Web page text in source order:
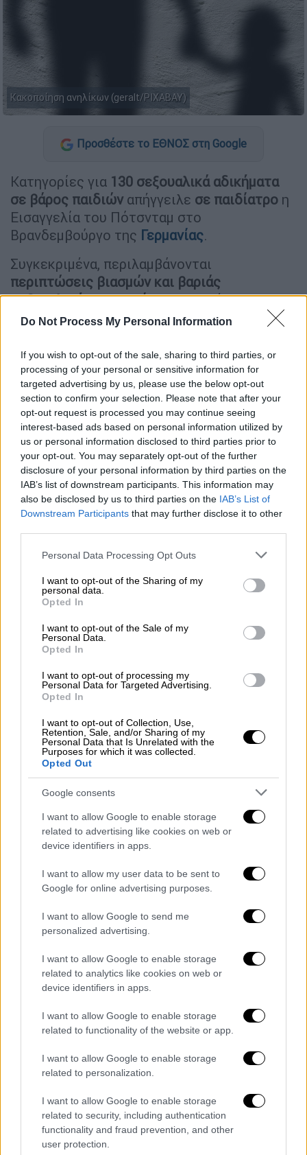
Do Not Process My Personal Information
If you wish to opt-out of the sale, sharing to third parties, or
processing of your personal or sensitive information for
targeted advertising by us, please use the below opt-out
section to confirm your selection. Please note that after your
opt-out request is processed you may continue seeing
interest-based ads based on personal information utilized by
us or personal information disclosed to third parties prior to
your opt-out. You may separately opt-out of the further
disclosure of your personal information by third parties on the
IAB’s list of downstream participants. This information may
also be disclosed by us to third parties on the IAB’s List of
Downstream Participants that may further disclose it to other
Please note that this website/app uses one or more Google
not limited to your visit or usage behaviour. You may click to
grant or deny consent to Google and its third-party tags to
use your data for below specified purposes in below Google
consent section.
Personal Data Processing Opt Outs
I want to opt-out of the Sharing of my
personal data.
Opted In
I want to opt-out of the Sale of my
Personal Data.
Opted In
I want to opt-out of processing my
Personal Data for Targeted Advertising.
Opted In
I want to opt-out of Collection, Use,
Retention, Sale, and/or Sharing of my
Personal Data that Is Unrelated with the
Purposes for which it was collected.
Opted Out
Google consents
I want to allow Google to enable storage
related to advertising like cookies on web or
device identifiers in apps.
I want to allow my user data to be sent to
Google for online advertising purposes.
I want to allow Google to send me
personalized advertising.
I want to allow Google to enable storage
related to analytics like cookies on web or
device identifiers in apps.
I want to allow Google to enable storage
related to functionality of the website or app.
I want to allow Google to enable storage
related to personalization.
I want to allow Google to enable storage
related to security, including authentication
functionality and fraud prevention, and other
user protection.
Κακοποίηση ανηλίκων (geralt/PIXABAY)
Προσθέστε το ΕΘΝΟΣ στη Google
Κατηγορίες για 130 σεξουαλικά αδικήματα
σε βάρος παιδιών απήγγειλε σε παιδίατρο η
Εισαγγελία του Πότσνταμ στο
Βρανδεμβούργο της Γερμανίας.
Συγκεκριμένα, περιλαμβάνονται
περιπτώσεις βιασμών και βαριάς
σεξουαλικής κακοποίησης, πολλές εκ των
οποίων διεπράχθησαν μάλιστα σε
ΔΙΑΒΑΣΤΕ ΕΠΙΣΗΣ
Ελλάδα 29.04.2026 23:51
Αλεξανδρούπολη: Στο σκαμνί
τέσσερις γονείς και δύο νηπιαγωγοί
για σεξουαλική κακοποίηση 5χρονου
Ελλάδα|09.05.2026 11:12
Ρόδος: Κοινωνική λειτουργός
κατήγγειλε κακοποίηση ανηλίκου και
βρέθηκε η ίδια με χειροπέδες
45χρονος παιδίατρος
εργαζόταν στις
κλινικές Ράτενοου και Νάουεν του
Χάφελαντ , στα περίχωρα του Βερολίνου και
φέρεται να διέπραξε τους βιασμούς και τις
κακοποιήσειςμεταξύ του 2013 και του 2025
καταγγελία μίας μητέρας για κακοποίηση
του παιδιού τηςστην κλινική του Ράτενοου.
Στο πλαίσιο της έρευνας οι Αρχές έχουν
κατασχέσει πολυάριθμες συσκευές
αποθήκευσης δεδομένων , ενώ η προσοχή
στράφηκε αμέσως στον εντοπισμό
περισσότερων θυμάτων. Στην αιτιολογία της
προφυλάκισης αναφέρεται μεταξύ άλλων ο
κίνδυνος επανάληψης των πράξεων
Ενόσω διερευνόταν η υπόθεση από τον
Όμιλο Κλινικών του Χάφελαντ
των «τεσσάρων ματιών», τηςυποχρεωτικής
δηλαδή παρουσίας δύο ατόμωνκατά τη
κατηγορίεςκλονίζουν την εμπιστοσύνη των
ασθενών και των οικογενειών τους
παραδέχθηκε ο Ιατρικός Διευθυντής του
Ομίλου Μάικ Λεσνάου.
Τα σχολιά σας δημοσιεύονται άμεσα με δική σας ευθύνη. Το
ΕΘΝΟΣ θα παρεμβαίνει και τα προσβλητικά σχόλια θα
διαγράφονται